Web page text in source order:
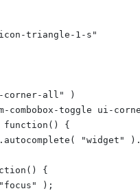
triangle-1-s"
all" )
combobox-toggle ui-
{
"widget"
{
);